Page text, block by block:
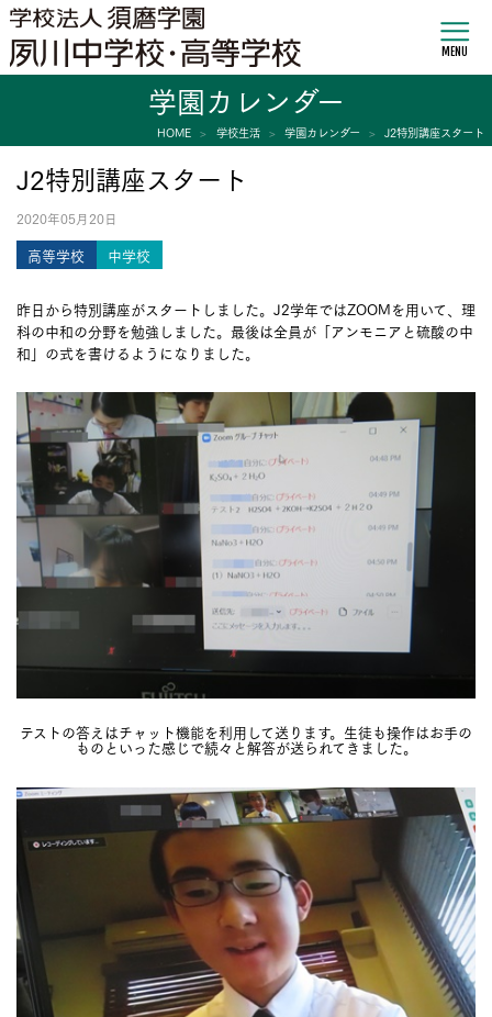
MENU
学園カレンダー
HOME 学校生活 学園カレンダー J2特別講座スタート
J2特別講座スタート
2020年05月20日
高等学校 中学校
昨日から特別講座がスタートしました。J2学年ではZOOMを用いて、理
科の中和の分野を勉強しました。最後は全員が「アンモニアと硫酸の中
和」の式を書けるようになりました。
テストの答えはチャット機能を利用して送ります。生徒も操作はお手の
ものといった感じで続々と解答が送られてきました。